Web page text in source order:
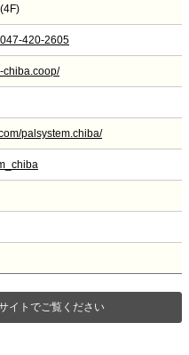
047-420-2605
chiba.coop/
palsystem.chiba/
イトでご覧ください